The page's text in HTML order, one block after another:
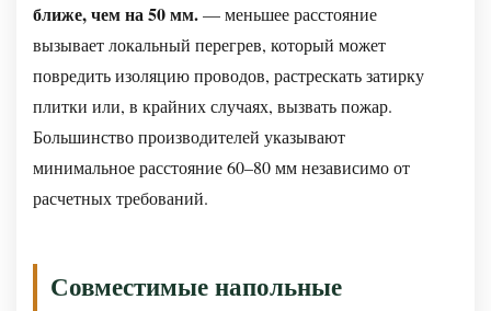
ближе, чем на 50 мм.— меньшее расстояние
вызывает локальный перегрев, который может
повредить изоляцию проводов, растрескать затирку
плитки или, в крайних случаях, вызвать пожар.
Большинство производителей указывают
минимальное расстояние 60–80 мм независимо от
расчетных требований.
Совместимые напольные